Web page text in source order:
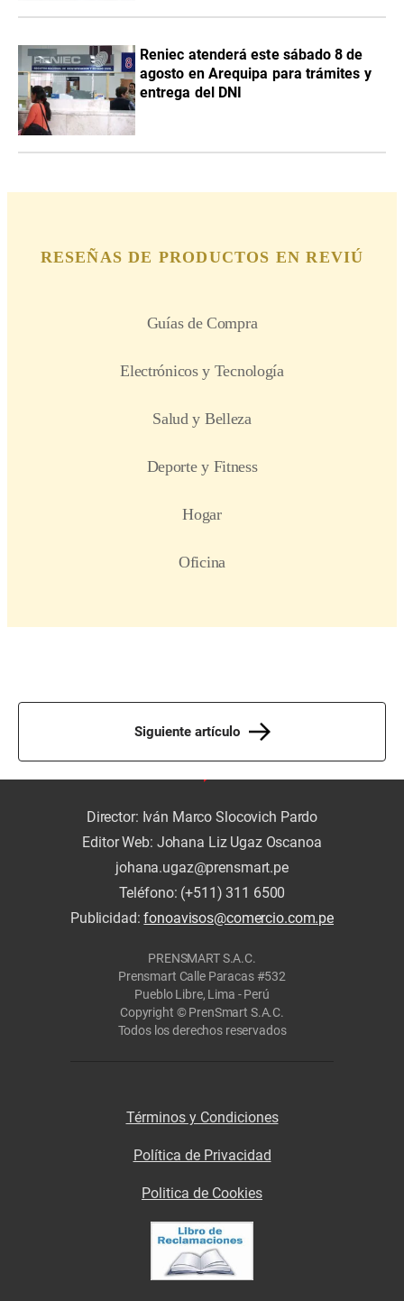
Reniec atenderá este sábado 8 de
agosto en Arequipa para trámites y
entrega del DNI
Siguiente artículo
Director: Iván Marco Slocovich Pardo
Editor Web: Johana Liz Ugaz Oscanoa
johana.ugaz@prensmart.pe
Teléfono: (+511) 311 6500
Publicidad:fonoavisos@comercio.com.pe
PRENSMART S.A.C.
Prensmart Calle Paracas #532
Pueblo Libre, Lima - Perú
Copyright © PrenSmart S.A.C.
Todos los derechos reservados
Términos y Condiciones
Política de Privacidad
Politica de Cookies